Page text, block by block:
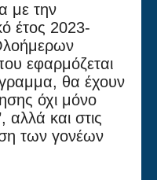
με την
έτος 2023-
εφαρμόζεται
θα έχουν
όχι μόνο
αλλά και στις
των γονέων